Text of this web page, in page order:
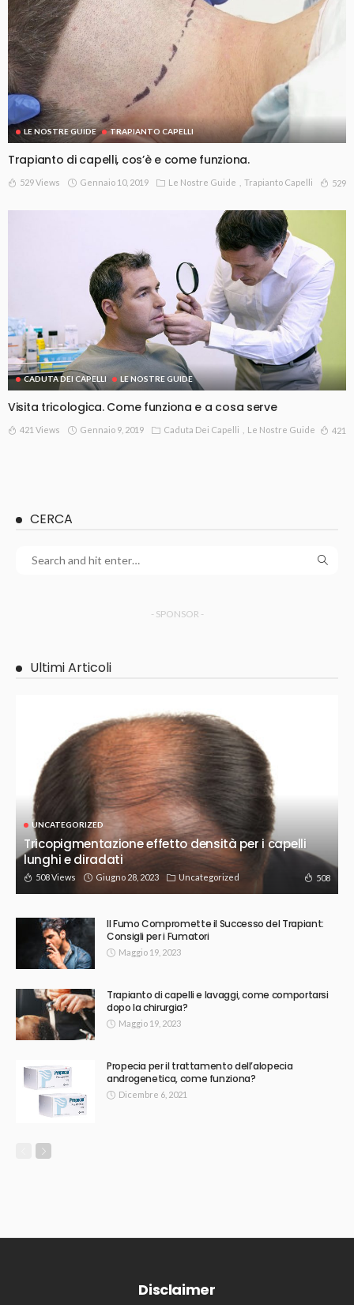
LE NOSTRE GUIDE TRAPIANTO CAPELLI
Trapianto di capelli, cos’è e come funziona.
529 Views Gennaio 10, 2019 Le Nostre Guide Trapianto Capelli 529
CADUTA DEI CAPELLI LE NOSTRE GUIDE
Visita tricologica. Come funziona e a cosa serve
421 Views Gennaio 9, 2019 Caduta Dei Capelli Le Nostre Guide 421
CERCA
- SPONSOR -
Ultimi Articoli
UNCATEGORIZED
Tricopigmentazione effetto densità per i capelli
lunghi e diradati
508 Views Giugno 28, 2023 Uncategorized 508
Il Fumo Compromette il Successo del Trapiant:
Consigli per i Fumatori
Maggio 19, 2023
Trapianto di capelli e lavaggi, come comportarsi
dopo la chirurgia?
Maggio 19, 2023
Propecia per il trattamento dell’alopecia
androgenetica, come funziona?
Dicembre 6, 2021
Disclaimer